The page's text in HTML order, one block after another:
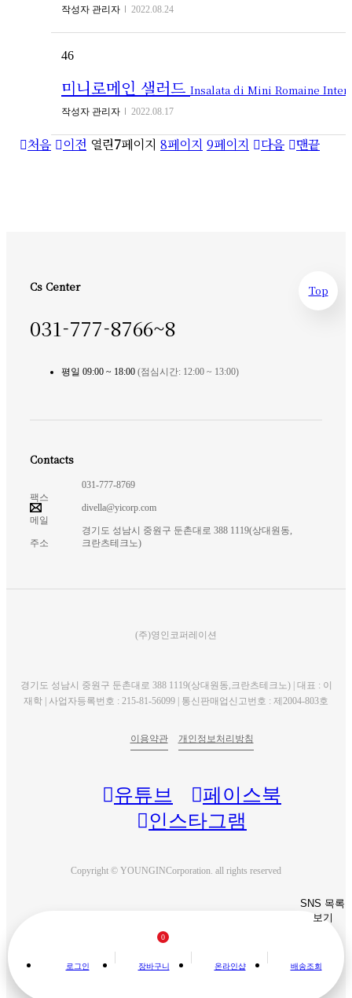
로그인
0
장바구니 온라인샵 배송조회
SNS 목록
보기
작성자 관리자 2022.08.24
46
미니로메인 샐러드 Insalata di Mini Romaine
작성자 관리자 2022.08.17
처음 이전 열린7페이지 8페이지 9페이지 다음 맨끝
Top
Cs Center
031-777-8766~8
평일 09:00 ~ 18:00 (점심시간: 12:00 ~ 13:00)
Contacts
팩스
031-777-8769
메일
divella@yicorp.com
주소
경기도 성남시 중원구 둔촌대로 388 1119(상대원동,
크란츠테크노)
(주)영인코퍼레이션
경기도 성남시 중원구 둔촌대로 388 1119(상대원동,크란츠테크노) | 대표 : 이
재학 | 사업자등록번호 : 215-81-56099 | 통신판매업신고번호 : 제2004-803호
이용약관 개인정보처리방침
유튜브
페이스북
인스타그램
Copyright © YOUNGINCorporation. all rights reserved